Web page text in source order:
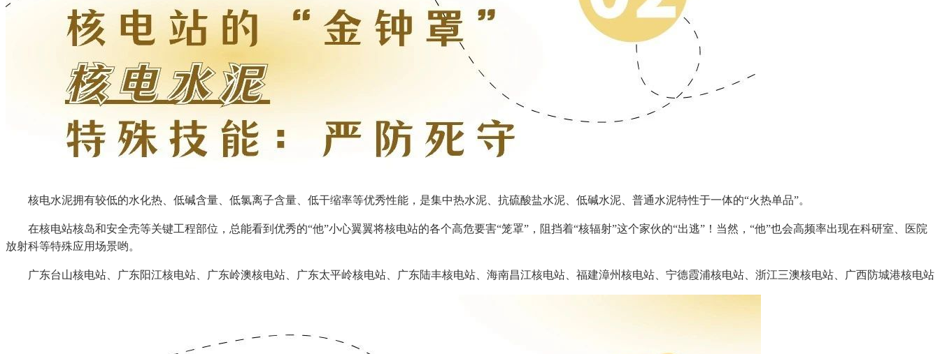
核电水泥拥有较低的水化热、低碱含量、低氯离子含量、低干缩率等优秀性能，是集中热水泥、抗硫酸盐水泥、低碱水泥、普通水泥特性于一体的“火热单品”。
在核电站核岛和安全壳等关键工程部位，总能看到优秀的“他”小心翼翼将核电站的各个高危要害“笼罩”，阻挡着“核辐射”这个家伙的“出逃”！当然，“他”也会高频率出现在科研室、医院
放射科等特殊应用场景哟。
广东台山核电站、广东阳江核电站、广东岭澳核电站、广东太平岭核电站、广东陆丰核电站、海南昌江核电站、福建漳州核电站、宁德霞浦核电站、浙江三澳核电站、广西防城港核电站